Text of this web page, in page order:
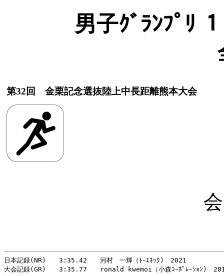
男子ｸﾞﾗﾝﾌﾟﾘ
第32回 金栗記念選抜陸上中長距離熊本大会
日本記録(NR)　　3:35.42　　河村　一輝（ﾄｰｴﾈｯｸ)　2021